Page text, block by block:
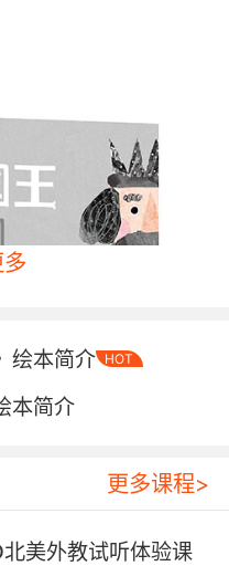
绘本简介 HOT
本简介
更多课程>
美外教试听体验课